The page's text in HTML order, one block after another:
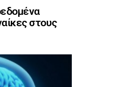
στους